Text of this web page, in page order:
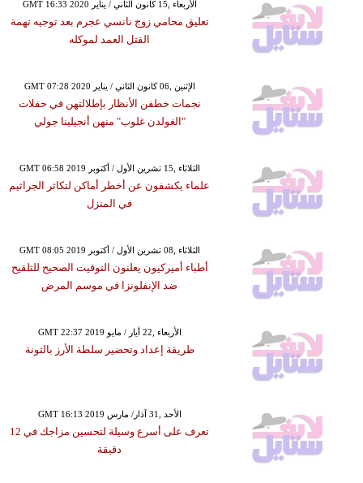
GMT 16:33 2020 الأربعاء ,15 كانون الثاني / يناير
تعليق محامي زوج نانسي عجرم بعد توجيه تهمة
القتل العمد لموكله
GMT 07:28 2020 الإثنين ,06 كانون الثاني / يناير
نجمات خطفن الأنظار بإطلالتهن في حفلات
"الغولدن غلوب" منهن أنجيلينا جولي
GMT 06:58 2019 الثلاثاء ,15 تشرين الأول / أكتوبر
علماء يكشفون عن أخطر أماكن لتكاثر الجراثيم
في المنزل
GMT 08:05 2019 الثلاثاء ,08 تشرين الأول / أكتوبر
أطباء أميركيون يعلنون التوقيت الصحيح للتلقيح
ضد الإنفلونزا في موسم المرض
GMT 22:37 2019 الأربعاء ,22 أيار / مايو
طريقة إعداد وتحضير سلطة الأرز بالتونة
GMT 16:13 2019 الأحد ,31 آذار/ مارس
تعرف على أسرع وسيلة لتحسين مزاجك في 12
دقيقة